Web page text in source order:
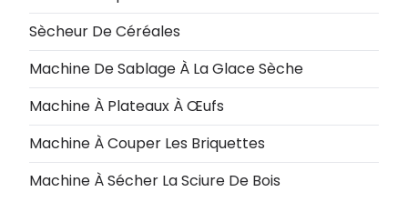
Sècheur De Céréales
Machine De Sablage À La Glace Sèche
Machine À Plateaux À Œufs
Machine À Couper Les Briquettes
Machine À Sécher La Sciure De Bois